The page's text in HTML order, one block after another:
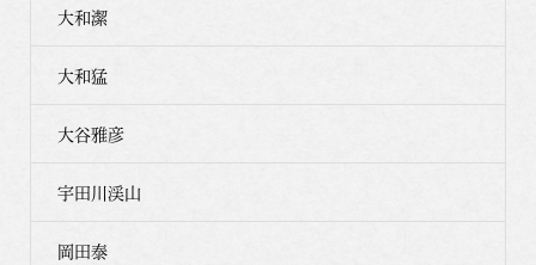
大和潔
大和猛
大谷雅彦
宇田川渓山
岡田泰